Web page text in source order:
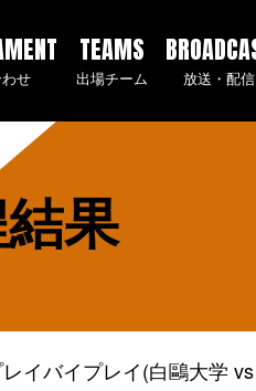
せ
TEAMS
出場チーム 放送・配信
果
イバイプレイ(白鷗大学